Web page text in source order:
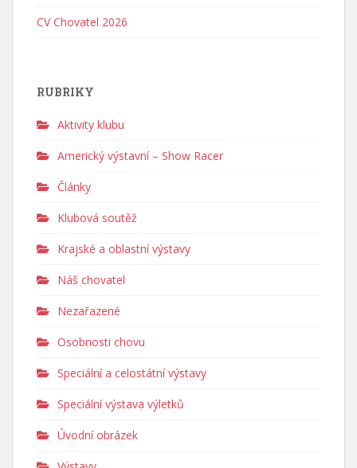
CV Chovatel 2026
RUBRIKY
Aktivity klubu
Americký výstavní – Show Racer
Články
Klubová soutěž
Krajské a oblastní výstavy
Náš chovatel
Nezařazené
Osobnosti chovu
Speciální a celostátní výstavy
Speciální výstava výletků
Úvodní obrázek